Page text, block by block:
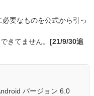
要なものを公式から引っ
きてません。
[21/9/30追
バージョン 6.0